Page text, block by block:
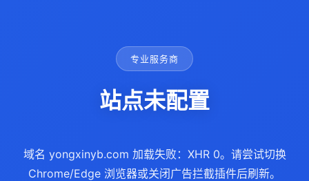
专业服务商
站点未配置
域名 yongxinyb.com 加载失败：XHR 0。请尝试切换
Chrome/Edge 浏览器或关闭广告拦截插件后刷新。